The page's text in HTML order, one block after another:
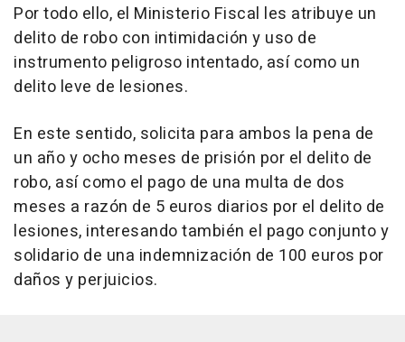
Por todo ello, el Ministerio Fiscal les atribuye un
delito de robo con intimidación y uso de
instrumento peligroso intentado, así como un
delito leve de lesiones.
En este sentido, solicita para ambos la pena de
un año y ocho meses de prisión por el delito de
robo, así como el pago de una multa de dos
meses a razón de 5 euros diarios por el delito de
lesiones, interesando también el pago conjunto y
solidario de una indemnización de 100 euros por
daños y perjuicios.